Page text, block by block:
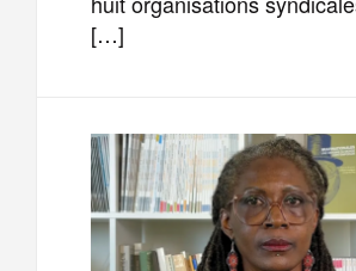
[…]